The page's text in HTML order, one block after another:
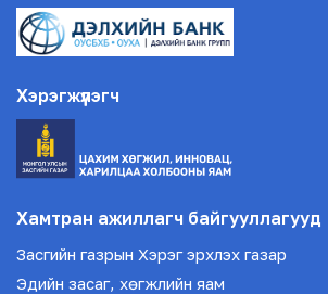
Хэрэгжүүлэгч
Хамтран ажиллагч байгууллагууд
Засгийн газрын Хэрэг эрхлэх газар
Эдийн засаг, хөгжлийн яам